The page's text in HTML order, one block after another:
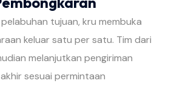
tujuan, kru membuka
keluar satu per satu. Tim dari
melanjutkan pengiriman
sesuai permintaan